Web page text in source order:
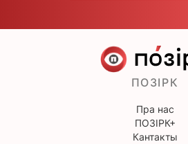
ПОЗІРК
Пра нас
ПОЗІРК+
Кантакты